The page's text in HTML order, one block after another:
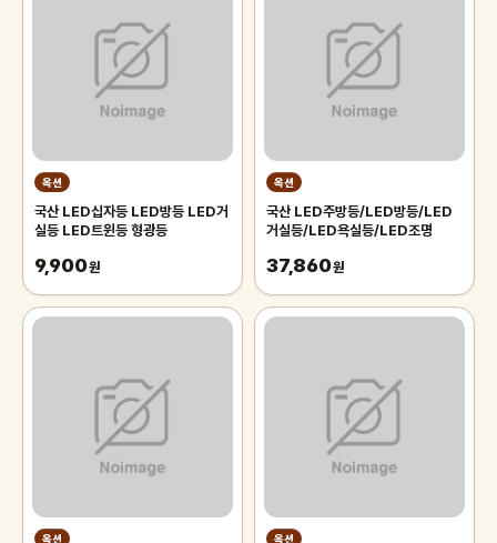
옥션
국산 LED십자등 LED방등 LED거
실등 LED트윈등 형광등
9,900원
옥션
국산 LED주방등/LED방등/LED
거실등/LED욕실등/LED조명
37,860원
옥션 옥션